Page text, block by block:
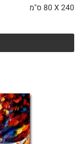
240 X